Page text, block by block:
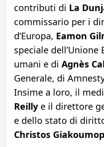
contributi di La
commissario per i
d’Europa, Eamon
speciale
umani e di Agnès
Generale, di
Insime a loro, il
Reillye il direttore
e dello stato di
Christos